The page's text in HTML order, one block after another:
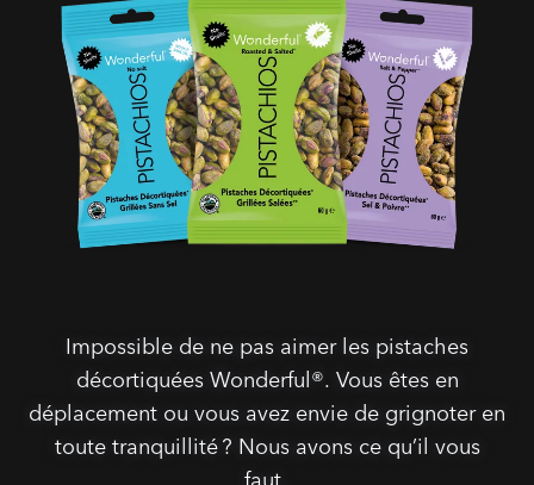
Impossible de ne pas aimer les pistaches
décortiquées Wonderful®. Vous êtes en
déplacement ou vous avez envie de grignoter en
toute tranquillité ? Nous avons ce qu’il vous
faut .